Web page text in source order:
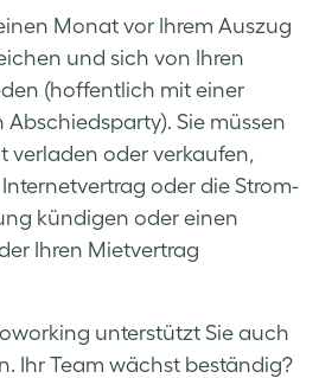
Monat vor Ihrem Auszug
und sich von Ihren
(hoffentlich mit einer
Sie müssen
verladen oder verkaufen,
oder die Strom-
kündigen oder einen
Ihren Mietvertrag
unterstützt Sie auch
Ihr Team wächst beständig?